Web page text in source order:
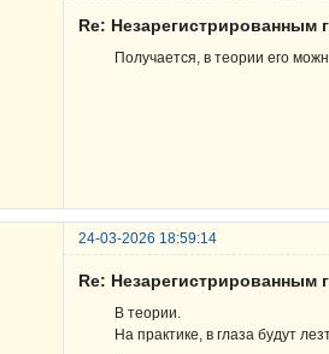
Re: Незарегистрированным
Получается, в теории его
24-03-2026 18:59:14
Re: Незарегистрированным
В теории.
На практике, в глаза будут